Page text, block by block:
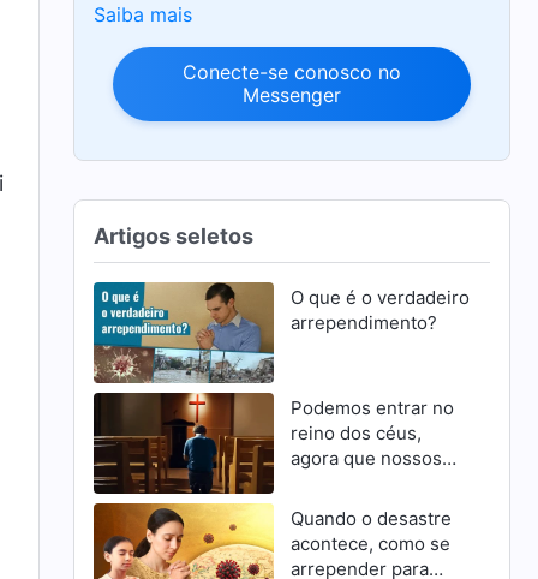
Saiba mais
Conecte-se conosco no
Messenger
Artigos seletos
O que é o verdadeiro
arrependimento?
Podemos entrar no
reino dos céus,
agora que nossos
perdoados?
Quando o desastre
acontece, como se
arrepender para